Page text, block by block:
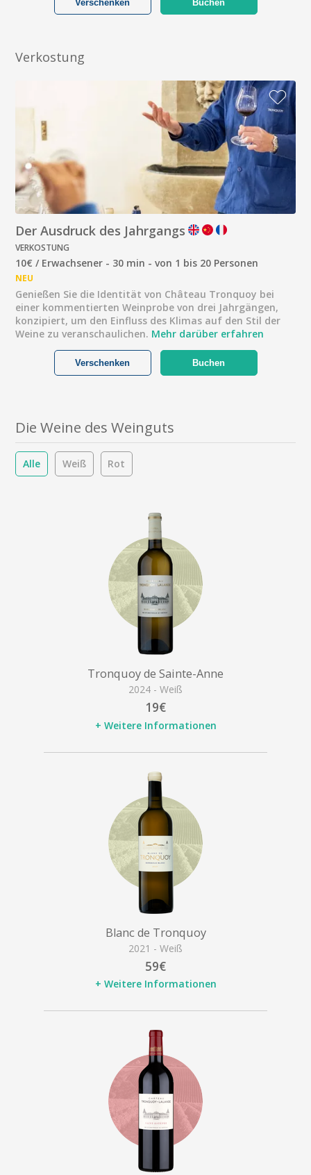
Buchen
Verschenken
Verkostung
Der Ausdruck des Jahrgangs
VERKOSTUNG
10€ / Erwachsener - 30 min - von 1 bis 20 Personen
NEU
Genießen Sie die Identität von Château Tronquoy bei
einer kommentierten Weinprobe von drei Jahrgängen,
konzipiert, um den Einfluss des Klimas auf den Stil der
Weine zu veranschaulichen. Mehr darüber erfahren
Buchen
Verschenken
Die Weine des Weinguts
Alle Weiß Rot
Tronquoy de Sainte-Anne
2024 - Weiß
19€
+ Weitere Informationen
Blanc de Tronquoy
2021 - Weiß
59€
+ Weitere Informationen